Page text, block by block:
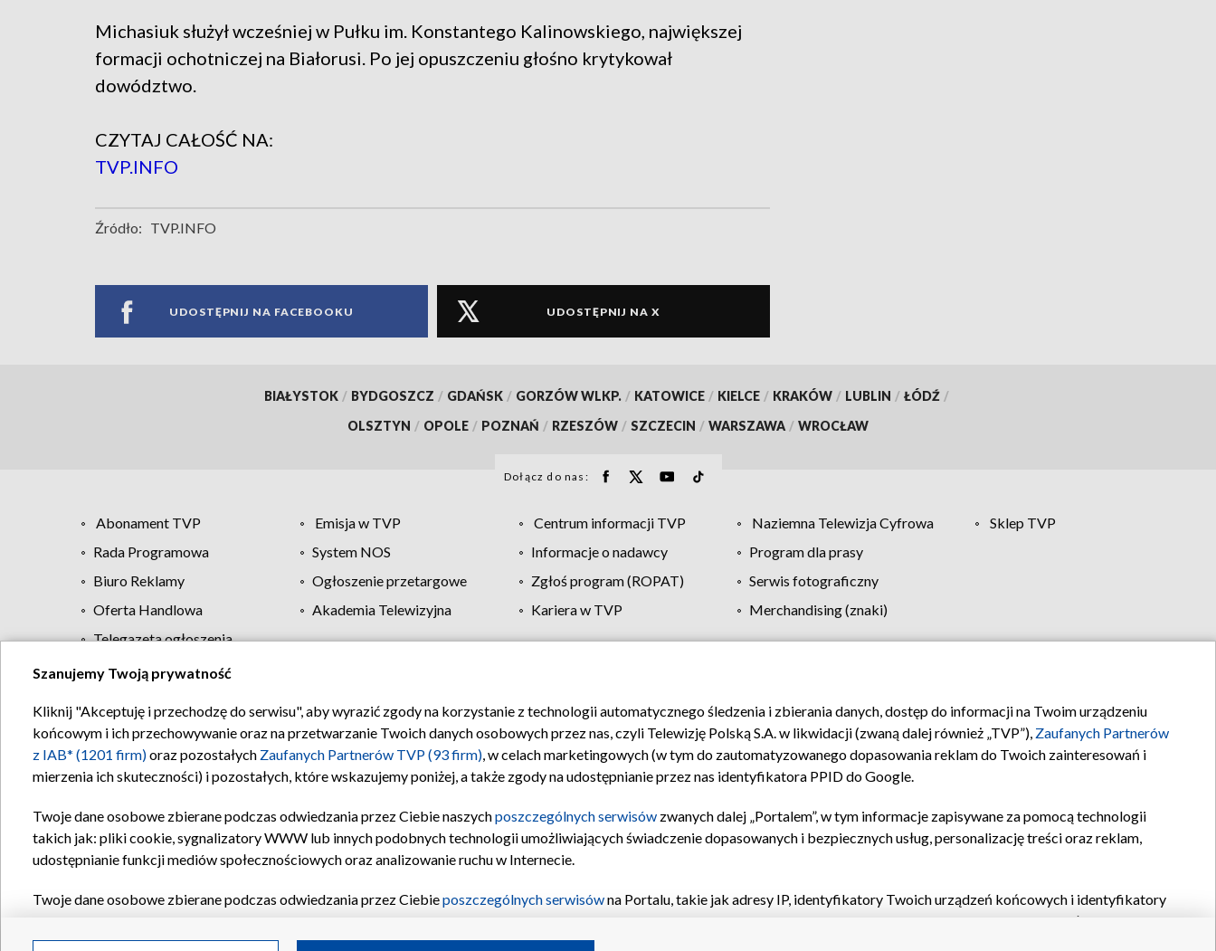
Michasiuk służył wcześniej w Pułku im. Konstantego Kalinowskiego, największej
formacji ochotniczej na Białorusi. Po jej opuszczeniu głośno krytykował
dowództwo.
CZYTAJ CAŁOŚĆ NA:
TVP.INFO
Źródło: TVP.INFO
UDOSTĘPNIJ NA FACEBOOKU UDOSTĘPNIJ NA X
BIAŁYSTOK / BYDGOSZCZ / GDAŃSK / GORZÓW WLKP. / KATOWICE / KIELCE / KRAKÓW / LUBLIN / ŁÓDŹ /
OLSZTYN / OPOLE / POZNAŃ / RZESZÓW / SZCZECIN / WARSZAWA / WROCŁAW
Dołącz do nas:
Abonament TVP Emisja w TVP Centrum informacji TVP Naziemna Telewizja Cyfrowa
Sklep TVP
Rada Programowa
System NOS Informacje o nadawcy
Program dla prasy
Biuro Reklamy
Ogłoszenie przetargowe Zgłoś program (ROPAT)
Serwis fotograficzny
Oferta Handlowa
Akademia Telewizyjna Kariera w TVP
Merchandising (znaki)
Telegazeta ogłoszenia
Regulamin TVP Polityka prywatności Moje zgody Pomoc Biuro reklamy Kontakt
Szanujemy Twoją prywatność
Kliknij "Akceptuję i przechodzę do serwisu", aby wyrazić zgody na korzystanie z technologii automatycznego śledzenia i zbierania danych, dostęp do informacji na Twoim urządzeniu
końcowym i ich przechowywanie oraz na przetwarzanie Twoich danych osobowych przez nas, czyli Telewizję Polską S.A. w likwidacji (zwaną dalej również „TVP”), Zaufanych Partnerów
z IAB* (1201 firm)oraz pozostałych Zaufanych Partnerów TVP (93 firm), w celach marketingowych (w tym do zautomatyzowanego dopasowania reklam do Twoich zainteresowań i
mierzenia ich skuteczności) i pozostałych, które wskazujemy poniżej, a także zgody na udostępnianie przez nas identyfikatora PPID do Google.
Twoje dane osobowe zbierane podczas odwiedzania przez Ciebie naszychposzczególnych serwisów zwanych dalej „Portalem”, w tym informacje zapisywane za pomocą technologii
takich jak: pliki cookie, sygnalizatory WWW lub innych podobnych technologii umożliwiających świadczenie dopasowanych i bezpiecznych usług, personalizację treści oraz reklam,
udostępnianie funkcji mediów społecznościowych oraz analizowanie ruchu w Internecie.
Twoje dane osobowe zbierane podczas odwiedzania przez Ciebieposzczególnych serwisówna Portalu, takie jak adresy IP, identyfikatory Twoich urządzeń końcowych i identyfikatory
oraz pozostałych
Partnerów TVPdla realizacji następujących celów i funkcji: przechowywania informacji na urządzeniu lub dostęp do nich, wyboru podstawowych reklam, wyboru spersonalizowanych